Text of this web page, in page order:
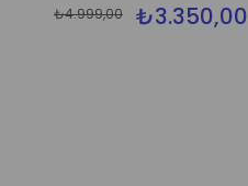
₺3.350,00
₺4.999,00